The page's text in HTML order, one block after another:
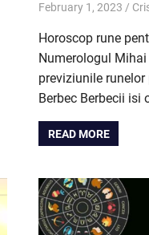
February 1, 2023
Horoscop rune
Numerologul
previziunile
Berbec Berbecii isi
READ MORE